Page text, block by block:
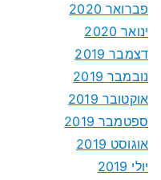
פברואר 2020
ינואר 2020
דצמבר 2019
נובמבר 2019
אוקטובר 2019
ספטמבר 2019
אוגוסט 2019
יולי 2019